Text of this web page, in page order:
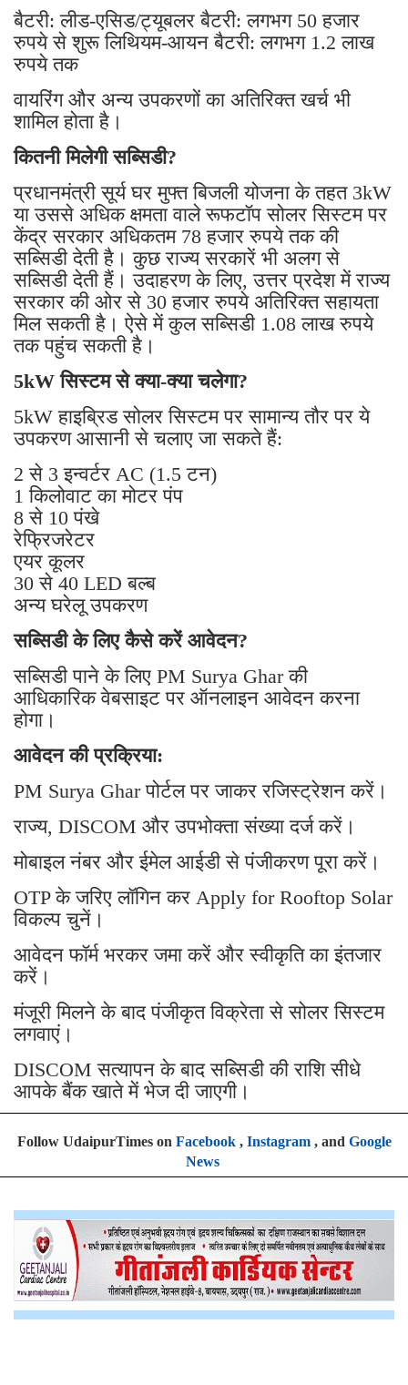
बैटरी: लीड-एसिड/ट्यूबलर बैटरी: लगभग 50 हजार
रुपये से शुरू लिथियम-आयन बैटरी: लगभग 1.2 लाख
रुपये तक
वायरिंग और अन्य उपकरणों का अतिरिक्त खर्च भी
शामिल होता है।
कितनी मिलेगी सब्सिडी?
प्रधानमंत्री सूर्य घर मुफ्त बिजली योजना के तहत 3kW
या उससे अधिक क्षमता वाले रूफटॉप सोलर सिस्टम पर
केंद्र सरकार अधिकतम 78 हजार रुपये तक की
सब्सिडी देती है। कुछ राज्य सरकारें भी अलग से
सब्सिडी देती हैं। उदाहरण के लिए, उत्तर प्रदेश में राज्य
सरकार की ओर से 30 हजार रुपये अतिरिक्त सहायता
मिल सकती है। ऐसे में कुल सब्सिडी 1.08 लाख रुपये
तक पहुंच सकती है।
5kW सिस्टम से क्या-क्या चलेगा?
5kW हाइब्रिड सोलर सिस्टम पर सामान्य तौर पर ये
उपकरण आसानी से चलाए जा सकते हैं:
2 से 3 इन्वर्टर AC (1.5 टन)
1 किलोवाट का मोटर पंप
8 से 10 पंखे
रेफ्रिजरेटर
एयर कूलर
30 से 40 LED बल्ब
अन्य घरेलू उपकरण
सब्सिडी के लिए कैसे करें आवेदन?
सब्सिडी पाने के लिए PM Surya Ghar की
आधिकारिक वेबसाइट पर ऑनलाइन आवेदन करना
होगा।
आवेदन की प्रक्रिया:
PM Surya Ghar पोर्टल पर जाकर रजिस्ट्रेशन करें।
राज्य, DISCOM और उपभोक्ता संख्या दर्ज करें।
मोबाइल नंबर और ईमेल आईडी से पंजीकरण पूरा करें।
OTP के जरिए लॉगिन कर Apply for Rooftop Solar
विकल्प चुनें।
आवेदन फॉर्म भरकर जमा करें और स्वीकृति का इंतजार
करें।
मंजूरी मिलने के बाद पंजीकृत विक्रेता से सोलर सिस्टम
लगवाएं।
DISCOM सत्यापन के बाद सब्सिडी की राशि सीधे
आपके बैंक खाते में भेज दी जाएगी।
Follow UdaipurTimes on Facebook, Instagram, and Google
News